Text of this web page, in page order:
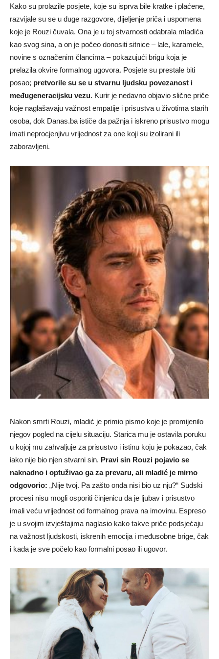
Kako su prolazile posjete, koje su isprva bile kratke i plaćene,
razvijale su se u duge razgovore, dijeljenje priča i uspomena
koje je Rouzi čuvala. Ona je u toj stvarnosti odabrala mladića
kao svog sina, a on je počeo donositi sitnice – lale, karamele,
novine s označenim člancima – pokazujući brigu koja je
prelazila okvire formalnog ugovora. Posjete su prestale biti
posao; pretvorile su se u stvarnu ljudsku povezanost i
međugeneracijsku vezu. Kurir je nedavno objavio slične priče
koje naglašavaju važnost empatije i prisustva u životima starih
osoba, dok Danas.ba ističe da pažnja i iskreno prisustvo mogu
imati neprocjenjivu vrijednost za one koji su izolirani ili
zaboravljeni.
Nakon smrti Rouzi, mladić je primio pismo koje je promijenilo
njegov pogled na cijelu situaciju. Starica mu je ostavila poruku
u kojoj mu zahvaljuje za prisustvo i istinu koju je pokazao, čak
iako nije bio njen stvarni sin. Pravi sin Rouzi pojavio se
naknadno i optuživao ga za prevaru, ali mladić je mirno
odgovorio: „Nije tvoj. Pa zašto onda nisi bio uz nju?“ Sudski
procesi nisu mogli osporiti činjenicu da je ljubav i prisustvo
imali veću vrijednost od formalnog prava na imovinu. Espreso
je u svojim izvještajima naglasio kako takve priče podsjećaju
na važnost ljudskosti, iskrenih emocija i međusobne brige, čak
i kada je sve počelo kao formalni posao ili ugovor.